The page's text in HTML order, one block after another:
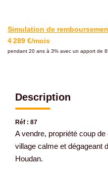
Simulation de
4 289 €/mois
pendant 20 ans à 3% avec un apport de
Description
Réf : 87
A vendre, propriété coup
village calme et dégageant
Houdan.